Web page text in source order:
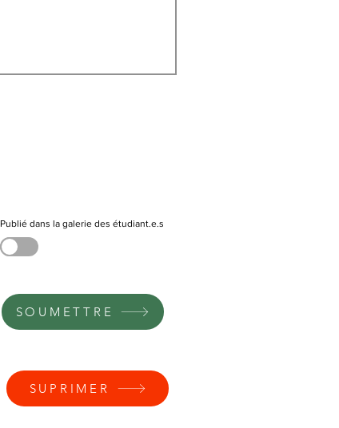
Publié dans la galerie des étudiant.e.s
SOUMETTRE
SUPRIMER